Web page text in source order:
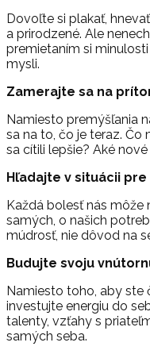
Dovoľte si plakať,
a prirodzené. Ale
premietaním si
mysli.
Zamerajte sa na
Namiesto premýšľania
sa na to, čo je teraz.
sa cítili lepšie? Aké
Hľadajte v situácii
Každá bolesť nás môže
samých, o našich
múdrosť, nie dôvod na
Budujte svoju
Namiesto toho, aby ste
investujte energiu do
talenty, vzťahy s
samých seba.